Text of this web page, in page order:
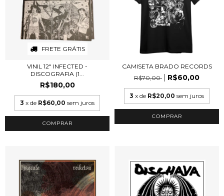
FRETE GRÁTIS
VINIL 12" INFECTED -
DISCOGRAFIA (1...
R$180,00
3 x de R$60,00 sem juros
CAMISETA BRADO RECORDS
R$70,00
R$60,00
3 x de R$20,00 sem juros
COMPRAR